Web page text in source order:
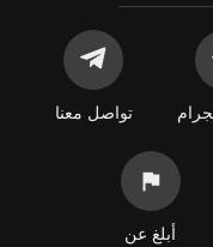
تواصل معنا
أبلغ عن